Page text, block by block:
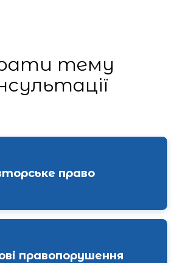
тему
право
правопорушення